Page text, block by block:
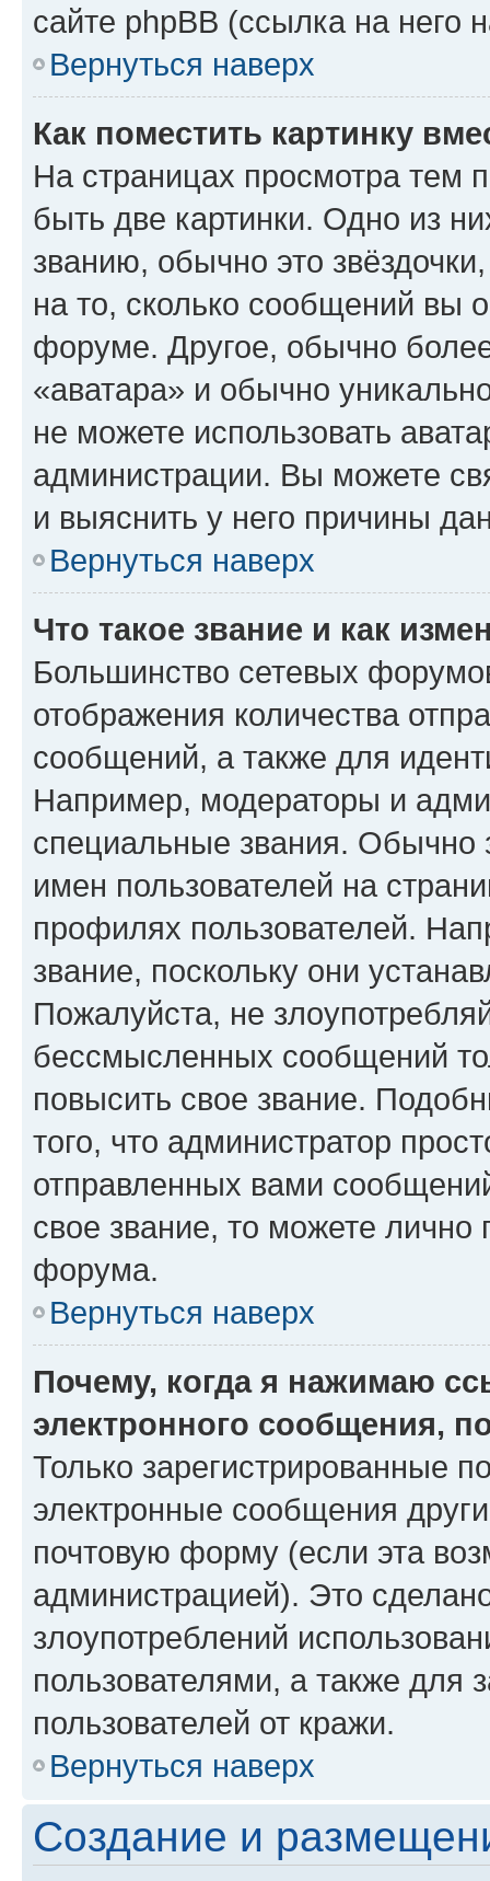
сайте phpBB (ссылка на него
Вернуться наверх
Как поместить картинку
На страницах просмотра тем
быть две картинки. Одно из
званию, обычно это
на то, сколько сообщений вы
форуме. Другое, обычно
«аватара» и обычно
не можете использовать
администрации. Вы можете
и выяснить у него причины
Вернуться наверх
Что такое звание и как
Большинство сетевых
отображения количества
сообщений, а также для
Например, модераторы и
специальные звания. Обычно
имен пользователей на
профилях пользователей.
звание, поскольку они
Пожалуйста, не
бессмысленных сообщений
повысить свое звание.
того, что администратор
отправленных вами
свое звание, то можете лично
форума.
Вернуться наверх
Почему, когда я нажимаю
электронного сообщения,
Только зарегистрированные
электронные сообщения
почтовую форму (если эта
администрацией). Это
злоупотреблений
пользователями, а также для
пользователей от кражи.
Вернуться наверх
Создание и